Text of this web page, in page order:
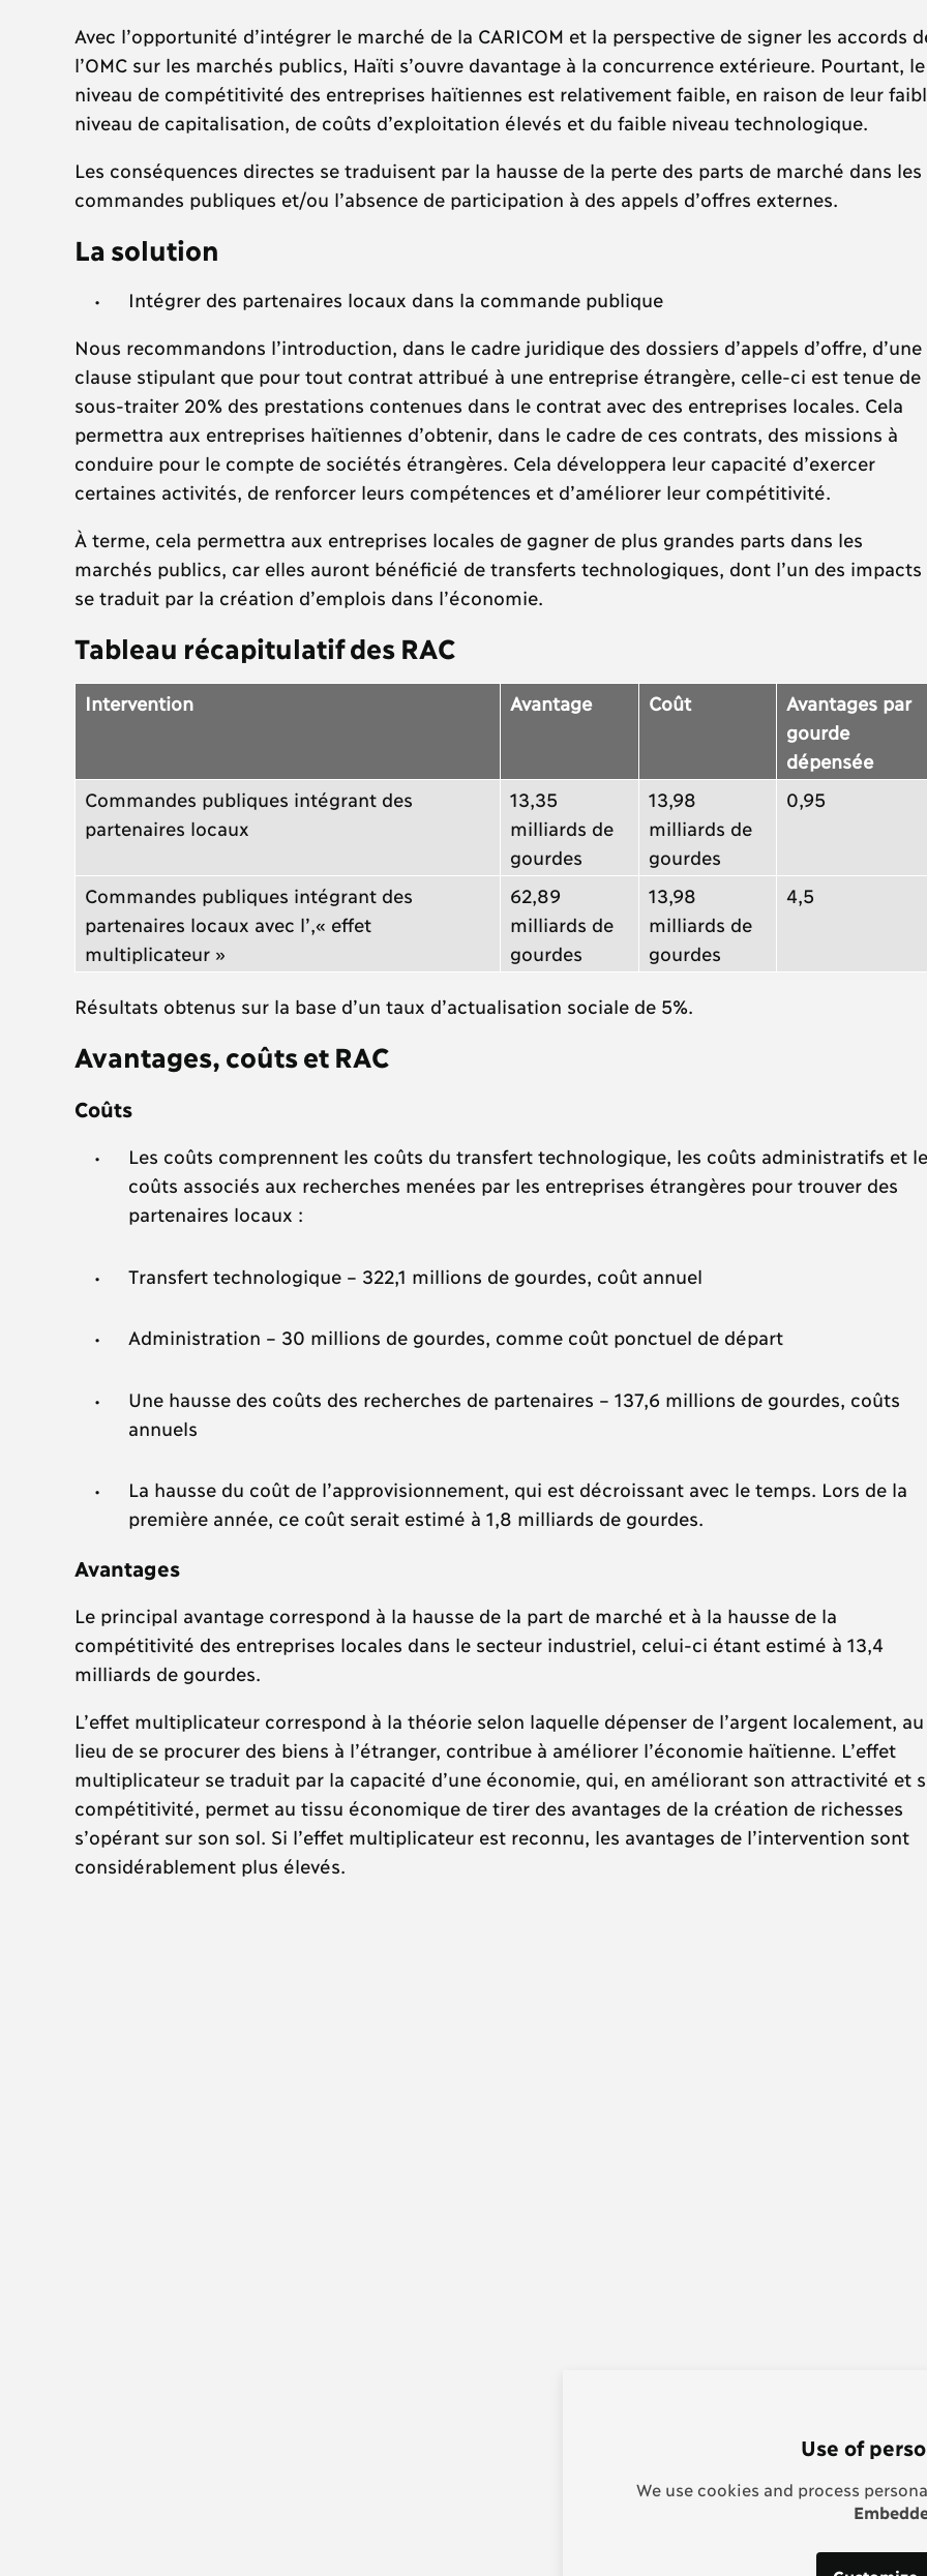
Avec l’opportunité d’intégrer le marché de la CARICOM et la perspective de signer les accords
l’OMC sur les marchés publics, Haïti s’ouvre davantage à la concurrence extérieure. Pourtant, le
niveau de compétitivité des entreprises haïtiennes est relativement faible, en raison de leur
niveau de capitalisation, de coûts d’exploitation élevés et du faible niveau technologique.
Les conséquences directes se traduisent par la hausse de la perte des parts de marché dans les
commandes publiques et/ou l’absence de participation à des appels d’offres externes.
La solution
Intégrer des partenaires locaux dans la commande publique
Nous recommandons l’introduction, dans le cadre juridique des dossiers d’appels d’offre, d’une
clause stipulant que pour tout contrat attribué à une entreprise étrangère, celle-ci est tenue de
sous-traiter 20% des prestations contenues dans le contrat avec des entreprises locales. Cela
permettra aux entreprises haïtiennes d’obtenir, dans le cadre de ces contrats, des missions à
conduire pour le compte de sociétés étrangères. Cela développera leur capacité d’exercer
certaines activités, de renforcer leurs compétences et d’améliorer leur compétitivité.
À terme, cela permettra aux entreprises locales de gagner de plus grandes parts dans les
marchés publics, car elles auront bénéficié de transferts technologiques, dont l’un des impacts
se traduit par la création d’emplois dans l’économie.
Tableau récapitulatif des RAC
Intervention Avantage Coût
Avantages par
gourde
dépensée
Commandes publiques intégrant des
partenaires locaux
13,35
milliards de
gourdes
13,98
milliards de
gourdes
0,95
Commandes publiques intégrant des
partenaires locaux avec l’,« effet
multiplicateur »
62,89
milliards de
gourdes
13,98
milliards de
gourdes
4,5
Résultats obtenus sur la base d’un taux d’actualisation sociale de 5%.
Avantages, coûts et RAC
Coûts
Les coûts comprennent les coûts du transfert technologique, les coûts administratifs et
coûts associés aux recherches menées par les entreprises étrangères pour trouver des
partenaires locaux :
Transfert technologique – 322,1 millions de gourdes, coût annuel
Administration – 30 millions de gourdes, comme coût ponctuel de départ
Une hausse des coûts des recherches de partenaires – 137,6 millions de gourdes, coûts
annuels
La hausse du coût de l’approvisionnement, qui est décroissant avec le temps. Lors de la
première année, ce coût serait estimé à 1,8 milliards de gourdes.
Avantages
Le principal avantage correspond à la hausse de la part de marché et à la hausse de la
compétitivité des entreprises locales dans le secteur industriel, celui-ci étant estimé à 13,4
milliards de gourdes.
L’effet multiplicateur correspond à la théorie selon laquelle dépenser de l’argent localement, au
lieu de se procurer des biens à l’étranger, contribue à améliorer l’économie haïtienne. L’effet
multiplicateur se traduit par la capacité d’une économie, qui, en améliorant son attractivité et
compétitivité, permet au tissu économique de tirer des avantages de la création de richesses
s’opérant sur son sol. Si l’effet multiplicateur est reconnu, les avantages de l’intervention sont
considérablement plus élevés.
Use of
We use cookies and process